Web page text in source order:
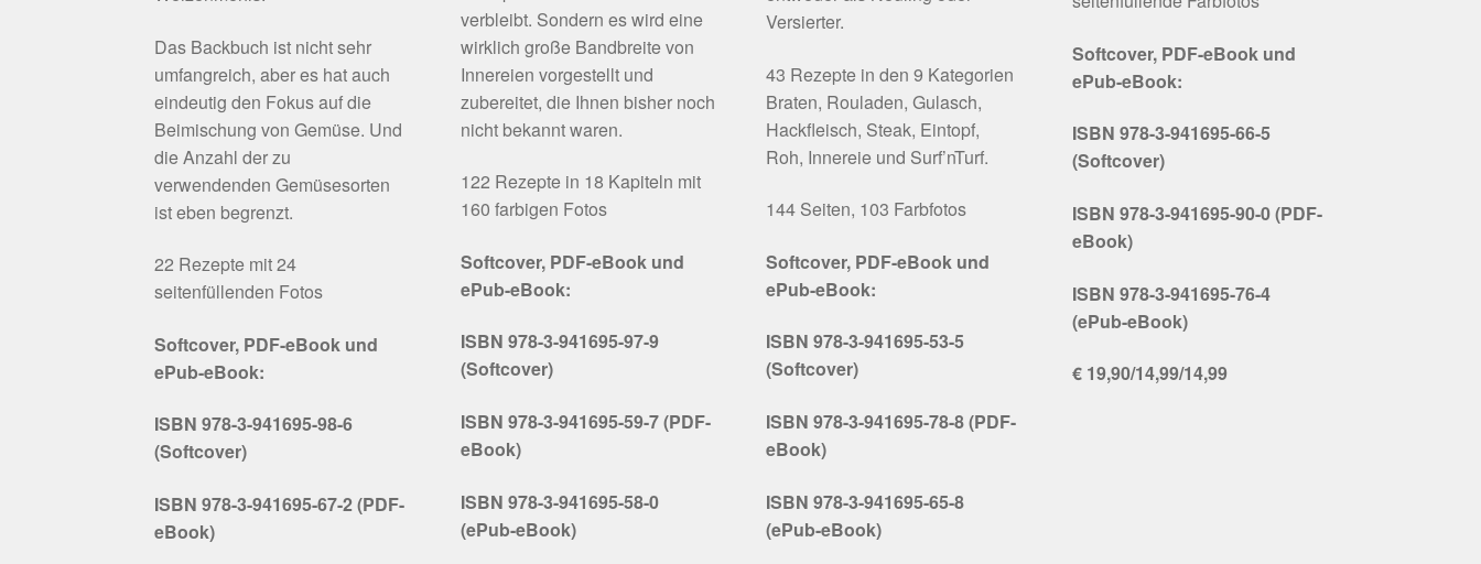
Das Backbuch ist nicht sehr
umfangreich, aber es hat auch
eindeutig den Fokus auf die
Beimischung von Gemüse. Und
die Anzahl der zu
verwendenden Gemüsesorten
ist eben begrenzt.
22 Rezepte mit 24
seitenfüllenden Fotos
Softcover, PDF-eBook und
ePub-eBook:
ISBN 978-3-941695-98-6
(Softcover)
ISBN 978-3-941695-67-2 (PDF-
eBook)
verbleibt. Sondern es wird eine
wirklich große Bandbreite von
Innereien vorgestellt und
zubereitet, die Ihnen bisher noch
nicht bekannt waren.
122 Rezepte in 18 Kapiteln mit
160 farbigen Fotos
Softcover, PDF-eBook und
ePub-eBook:
ISBN 978-3-941695-97-9
(Softcover)
ISBN 978-3-941695-59-7 (PDF-
eBook)
ISBN 978-3-941695-58-0
(ePub-eBook)
Versierter.
43 Rezepte in den 9 Kategorien
Braten, Rouladen, Gulasch,
Hackfleisch, Steak, Eintopf,
Roh, Innereie und Surf’nTurf.
144 Seiten, 103 Farbfotos
Softcover, PDF-eBook und
ePub-eBook:
ISBN 978-3-941695-53-5
(Softcover)
ISBN 978-3-941695-78-8 (PDF-
eBook)
ISBN 978-3-941695-65-8
(ePub-eBook)
Softcover, PDF-eBook und
ePub-eBook:
ISBN 978-3-941695-66-5
(Softcover)
ISBN 978-3-941695-90-0 (PDF-
eBook)
ISBN 978-3-941695-76-4
(ePub-eBook)
€ 19,90/14,99/14,99